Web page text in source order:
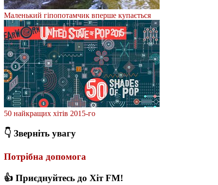
Маленький гіпопотамчик вперше купається
50 найкращих хітів 2015-го
👇 Зверніть увагу
Потрібна допомога
👍 Приєднуйтесь до Хіт FM!